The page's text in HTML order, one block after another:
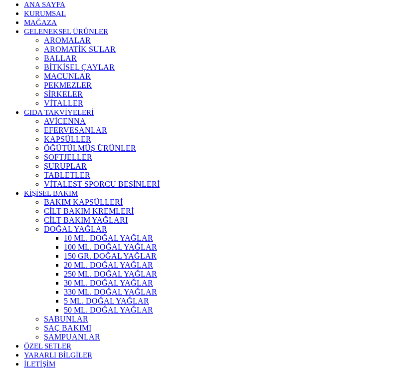
ANA SAYFA
KURUMSAL
MAĞAZA
GELENEKSEL ÜRÜNLER
AROMALAR
AROMATİK SULAR
BALLAR
BİTKİSEL ÇAYLAR
MACUNLAR
PEKMEZLER
SİRKELER
VİTALLER
GIDA TAKVİYELERİ
AVİCENNA
EFERVESANLAR
KAPSÜLLER
ÖĞÜTÜLMÜŞ ÜRÜNLER
SOFTJELLER
ŞURUPLAR
TABLETLER
VİTALEST SPORCU BESİNLERİ
KİŞİSEL BAKIM
BAKIM KAPSÜLLERİ
CİLT BAKIM KREMLERİ
CİLT BAKIM YAĞLARI
DOĞAL YAĞLAR
10 ML. DOĞAL YAĞLAR
100 ML. DOĞAL YAĞLAR
150 GR. DOĞAL YAĞLAR
20 ML. DOĞAL YAĞLAR
250 ML. DOĞAL YAĞLAR
30 ML. DOĞAL YAĞLAR
330 ML. DOĞAL YAĞLAR
5 ML. DOĞAL YAĞLAR
50 ML. DOĞAL YAĞLAR
SABUNLAR
SAÇ BAKIMI
ŞAMPUANLAR
ÖZEL SETLER
YARARLI BİLGİLER
İLETİŞİM